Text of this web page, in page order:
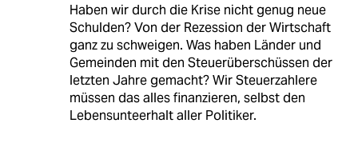
Haben wir durch die Krise nicht genug neue
Schulden? Von der Rezession der Wirtschaft
ganz zu schweigen. Was haben Länder und
Gemeinden mit den Steuerüberschüssen der
letzten Jahre gemacht? Wir Steuerzahlere
müssen das alles finanzieren, selbst den
Lebensunteerhalt aller Politiker.